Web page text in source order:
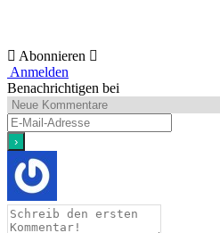
Abonnieren
Anmelden
Benachrichtigen bei